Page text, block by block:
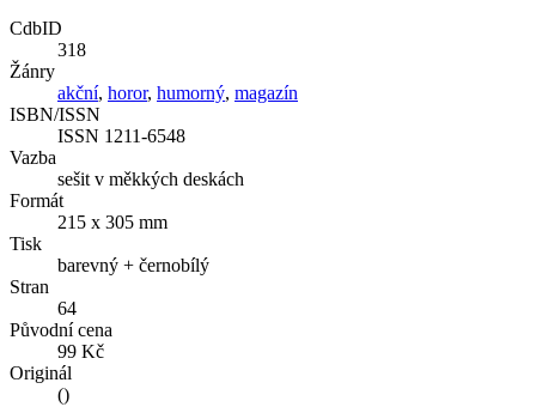
CdbID
318
Žánry
akční, horor, humorný, magazín
ISBN/ISSN
ISSN 1211-6548
Vazba
sešit v měkkých deskách
Formát
215 x 305 mm
Tisk
barevný + černobílý
Stran
64
Původní cena
99 Kč
Originál
()